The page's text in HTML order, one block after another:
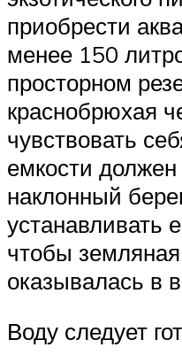
приобрести
менее 150
просторном
краснобрюхая
чувствовать
емкости
наклонный
устанавливать
чтобы
оказывалась в
Воду следует